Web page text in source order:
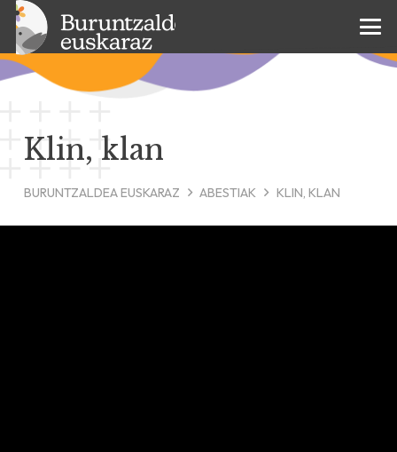
Klin, klan
BURUNTZALDEA EUSKARAZ ABESTIAK KLIN, KLAN